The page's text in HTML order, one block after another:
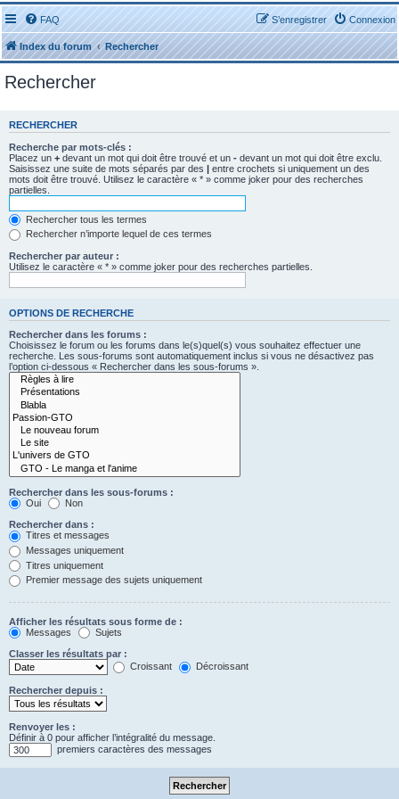
FAQ Connexion
S’enregistrer
Index du forum Rechercher
Rechercher
RECHERCHER
Recherche par mots-clés :
Placez un + devant un mot qui doit être trouvé et un - devant un mot qui doit être exclu.
Saisissez une suite de mots séparés par des | entre crochets si uniquement un des
mots doit être trouvé. Utilisez le caractère « * » comme joker pour des recherches
partielles.
Rechercher tous les termes
Rechercher n’importe lequel de ces termes
Rechercher par auteur :
Utilisez le caractère « * » comme joker pour des recherches partielles.
OPTIONS DE RECHERCHE
Rechercher dans les forums :
Choisissez le forum ou les forums dans le(s)quel(s) vous souhaitez effectuer une
recherche. Les sous-forums sont automatiquement inclus si vous ne désactivez pas
l’option ci-dessous « Rechercher dans les sous-forums ».
Rechercher dans les sous-forums :
Oui
Non
Rechercher dans :
Titres et messages
Messages uniquement
Titres uniquement
Premier message des sujets uniquement
Afficher les résultats sous forme de :
Messages
Sujets
Classer les résultats par :
Croissant
Décroissant
Rechercher depuis :
Renvoyer les :
Définir à 0 pour afficher l’intégralité du message.
premiers caractères des messages